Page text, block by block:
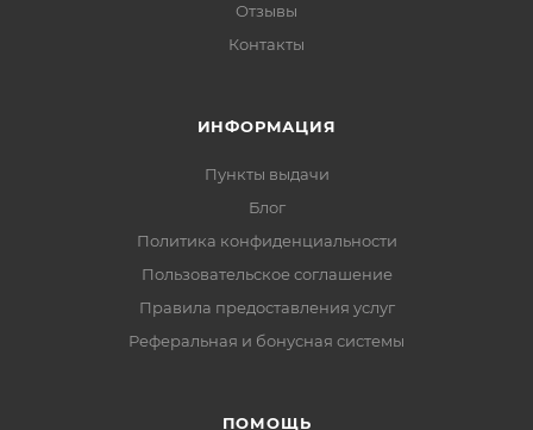
Отзывы
Контакты
ИНФОРМАЦИЯ
Пункты выдачи
Блог
Политика конфиденциальности
Пользовательское соглашение
Правила предоставления услуг
Реферальная и бонусная системы
ПОМОЩЬ